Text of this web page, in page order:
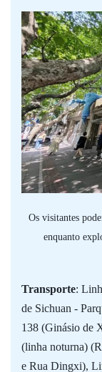
Os visitantes
enquanto
Transporte:
de Sichuan -
138 (Ginásio de
(linha noturna)
e Rua Dingxi),